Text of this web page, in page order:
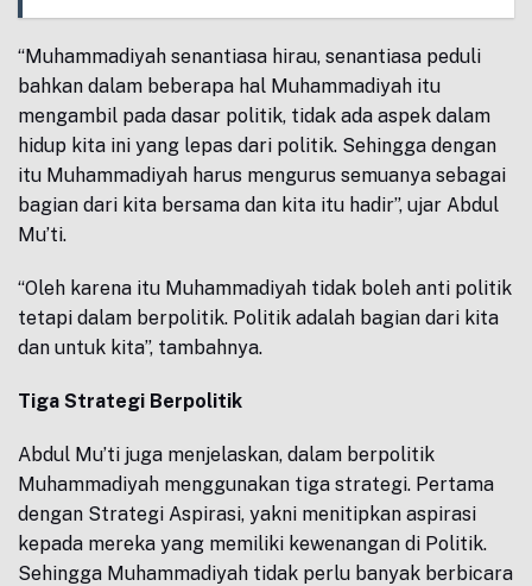
“Muhammadiyah senantiasa hirau, senantiasa peduli
bahkan dalam beberapa hal Muhammadiyah itu
mengambil pada dasar politik, tidak ada aspek dalam
hidup kita ini yang lepas dari politik. Sehingga dengan
itu Muhammadiyah harus mengurus semuanya sebagai
bagian dari kita bersama dan kita itu hadir”, ujar Abdul
Mu’ti.
“Oleh karena itu Muhammadiyah tidak boleh anti politik
tetapi dalam berpolitik. Politik adalah bagian dari kita
dan untuk kita”, tambahnya.
Tiga Strategi Berpolitik
Abdul Mu’ti juga menjelaskan, dalam berpolitik
Muhammadiyah menggunakan tiga strategi. Pertama
dengan Strategi Aspirasi, yakni menitipkan aspirasi
kepada mereka yang memiliki kewenangan di Politik.
Sehingga Muhammadiyah tidak perlu banyak berbicara